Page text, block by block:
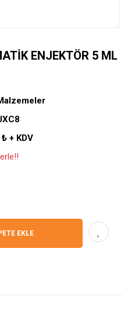
ENJEKTÖR 5 ML
+ KDV
EKLE